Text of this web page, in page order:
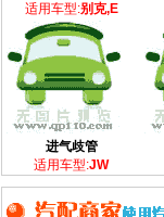
适用车型:别克,E
进气歧管
适用车型:JW